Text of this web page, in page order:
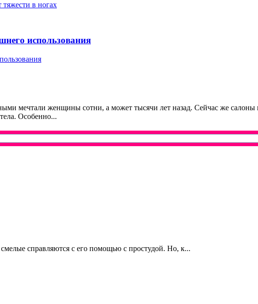
тяжести в ногах
использования
мечтали женщины сотни, а может тысячи лет назад. Сейчас же салоны
Особенно...
справляются с его помощью с простудой. Но, к...